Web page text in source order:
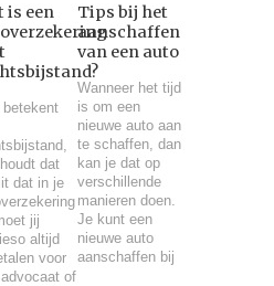
is een
betekent
dat
dat in je
jij
altijd
voor
of
Tips bij het
aanschaffen
van een auto
Wanneer het tijd
is om een
nieuwe auto aan
te schaffen, dan
kan je dat op
verschillende
manieren doen.
Je kunt een
nieuwe auto
aanschaffen bij